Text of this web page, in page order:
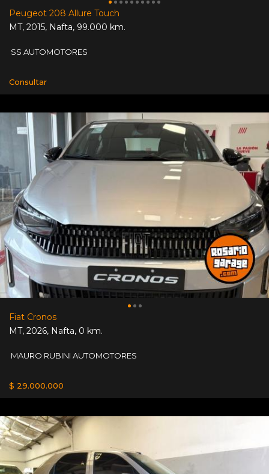
Peugeot 208 Allure Touch
MT, 2015, Nafta, 99.000 km.
SS AUTOMOTORES
Consultar
Fiat Cronos
MT, 2026, Nafta, 0 km.
MAURO RUBINI AUTOMOTORES
$ 29.000.000